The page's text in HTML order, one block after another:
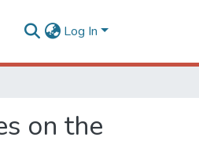
Log In
on the